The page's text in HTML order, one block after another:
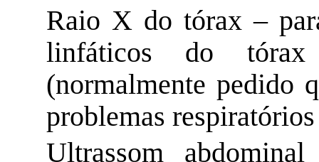
Raio X do tórax –
linfáticos do tórax
(normalmente pedido
problemas
Ultrassomabdominal